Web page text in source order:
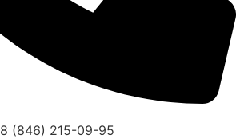
8 (846) 215-09-95